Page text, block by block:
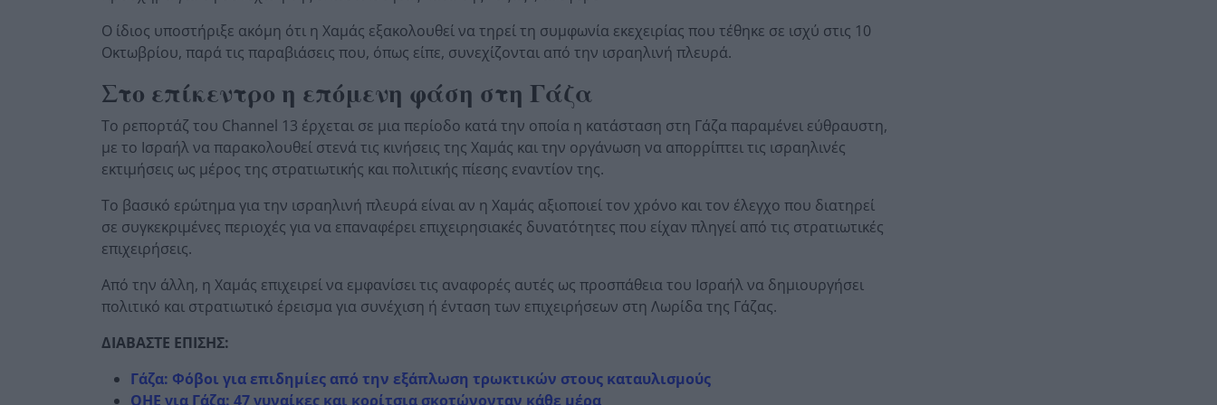
Ο ίδιος υποστήριξε ακόμη ότι η Χαμάς εξακολουθεί να τηρεί τη συμφωνία εκεχειρίας που τέθηκε σε ισχύ στις 10
Οκτωβρίου, παρά τις παραβιάσεις που, όπως είπε, συνεχίζονται από την ισραηλινή πλευρά.
Στο επίκεντρο η επόμενη φάση στη Γάζα
Το ρεπορτάζ του Channel 13 έρχεται σε μια περίοδο κατά την οποία η κατάσταση στη Γάζα παραμένει εύθραυστη,
με το Ισραήλ να παρακολουθεί στενά τις κινήσεις της Χαμάς και την οργάνωση να απορρίπτει τις ισραηλινές
εκτιμήσεις ως μέρος της στρατιωτικής και πολιτικής πίεσης εναντίον της.
Το βασικό ερώτημα για την ισραηλινή πλευρά είναι αν η Χαμάς αξιοποιεί τον χρόνο και τον έλεγχο που διατηρεί
σε συγκεκριμένες περιοχές για να επαναφέρει επιχειρησιακές δυνατότητες που είχαν πληγεί από τις στρατιωτικές
επιχειρήσεις.
Από την άλλη, η Χαμάς επιχειρεί να εμφανίσει τις αναφορές αυτές ως προσπάθεια του Ισραήλ να δημιουργήσει
πολιτικό και στρατιωτικό έρεισμα για συνέχιση ή ένταση των επιχειρήσεων στη Λωρίδα της Γάζας.
ΔΙΑΒΑΣΤΕ ΕΠΙΣΗΣ:
Γάζα: Φόβοι για επιδημίες από την εξάπλωση τρωκτικών στους καταυλισμούς
ΟΗΕ για Γάζα: 47 γυναίκες και κορίτσια σκοτώνονταν κάθε μέρα